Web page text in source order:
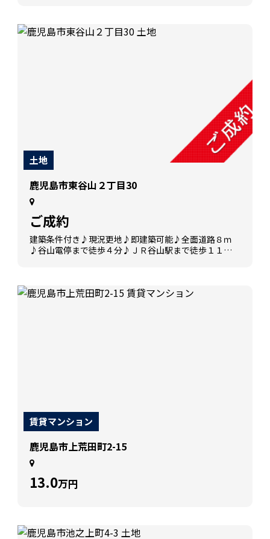
土地
鹿児島市東谷山２丁目30
ご成約
建築条件付き♪現況更地♪即建築可能♪全面道路８ｍ
♪谷山電停まで徒歩４分♪ＪＲ谷山駅まで徒歩１１分
賃貸マンション
鹿児島市上荒田町2-15
13.0万円